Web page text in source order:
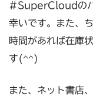
#SuperCloudのハ
幸いです。また、
時間があれば在庫
す(^^)
また、ネット書店